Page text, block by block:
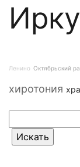
Ленино Октябрьский
хиротония